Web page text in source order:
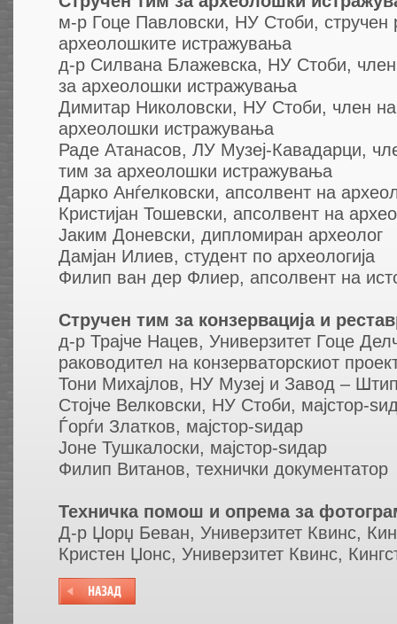
м-р Гоце Павловски, НУ Стоби, стручен
археолошките истражувања
д-р Силвана Блажевска, НУ Стоби, член
за археолошки истражувања
Димитар Николовски, НУ Стоби, член на
археолошки истражувања
Раде Атанасов, ЛУ Музеј-Кавадарци,
тим за археолошки истражувања
Дарко Анѓелковски, апсолвент на
Кристијан Тошевски, апсолвент на
Јаким Доневски, дипломиран археолог
Дамјан Илиев, студент по археологија
Филип ван дер Флиер, апсолвент на
Стручен тим за конзервација и
д-р Трајче Нацев, Универзитет Гоце
раководител на конзерваторскиот
Тони Михајлов, НУ Музеј и Завод –
Стојче Велковски, НУ Стоби, мајстор-
Ѓорѓи Златков, мајстор-ѕидар
Јоне Тушкалоски, мајстор-ѕидар
Филип Витанов, технички документатор
Техничка помош и опрема за
Д-р Џорџ Беван, Универзитет Квинс,
Кристен Џонс, Универзитет Квинс,